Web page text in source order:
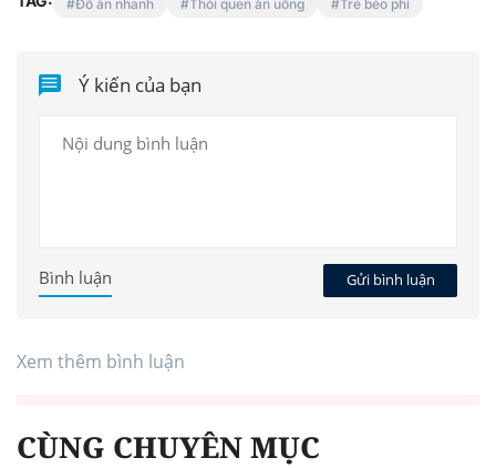
Đồ ăn nhanh Thói quen ăn uống Trẻ béo phì
Ý kiến của bạn
Gửi bình luận
Bình luận
Xem thêm bình luận
CÙNG CHUYÊN MỤC